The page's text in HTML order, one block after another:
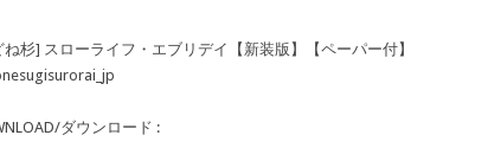
ね杉] スローライフ・エブリデイ【新装版】【ペーパー付】
ダウンロード :